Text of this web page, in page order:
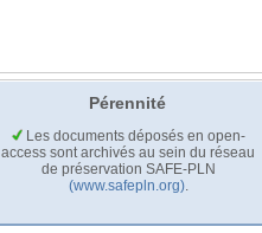
Pérennité
Les documents déposés en open-
access sont archivés au sein du réseau
de préservation SAFE-PLN
(www.safepln.org).